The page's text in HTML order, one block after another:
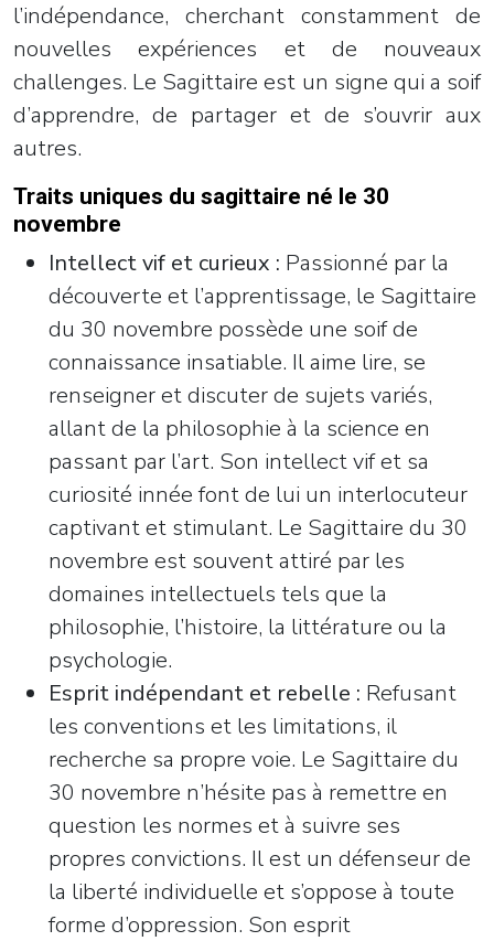
l’indépendance, cherchant constamment de
nouvelles expériences et de nouveaux
challenges. Le Sagittaire est un signe qui a soif
d’apprendre, de partager et de s’ouvrir aux
autres.
Traits uniques du sagittaire né le 30
novembre
Intellect vif et curieux : Passionné par la
découverte et l’apprentissage, le Sagittaire
du 30 novembre possède une soif de
connaissance insatiable. Il aime lire, se
renseigner et discuter de sujets variés,
allant de la philosophie à la science en
passant par l’art. Son intellect vif et sa
curiosité innée font de lui un interlocuteur
captivant et stimulant. Le Sagittaire du 30
novembre est souvent attiré par les
domaines intellectuels tels que la
philosophie, l’histoire, la littérature ou la
psychologie.
Esprit indépendant et rebelle : Refusant
les conventions et les limitations, il
recherche sa propre voie. Le Sagittaire du
30 novembre n’hésite pas à remettre en
question les normes et à suivre ses
propres convictions. Il est un défenseur de
la liberté individuelle et s’oppose à toute
forme d’oppression. Son esprit